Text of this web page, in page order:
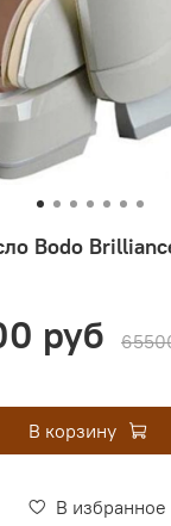
Bodo
В избранное
руб
В корзину